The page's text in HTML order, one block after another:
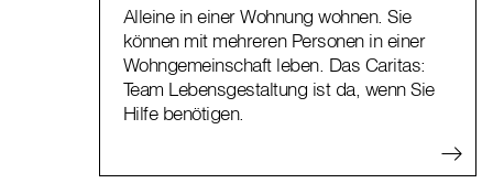
Alleine in einer Wohnung wohnen. Sie
können mit mehreren Personen in einer
Wohngemeinschaft leben. Das Caritas:
Team Lebensgestaltung ist da, wenn Sie
Hilfe benötigen.